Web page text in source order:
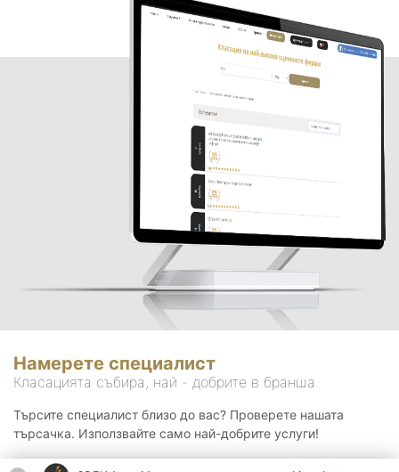
Намерете специалист
Класацията събира, най - добрите в бранша.
Търсите специалист близо до вас? Проверете нашата
търсачка. Използвайте само най-добрите услуги!